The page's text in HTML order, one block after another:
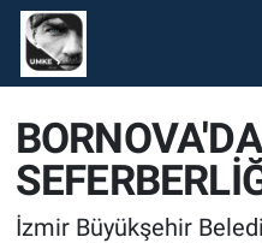
İzmir Büyükşehir
Gündem
Ekonomi
Spor
Nöbetçi Eczaneler
Hava Durumu
Namaz Vakitleri